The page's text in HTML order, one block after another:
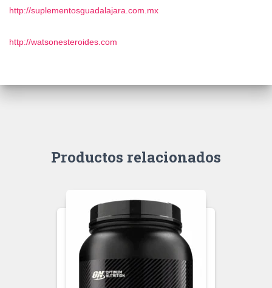
http://suplementosguadalajara.com.mx
http://watsonesteroides.com
Productos relacionados